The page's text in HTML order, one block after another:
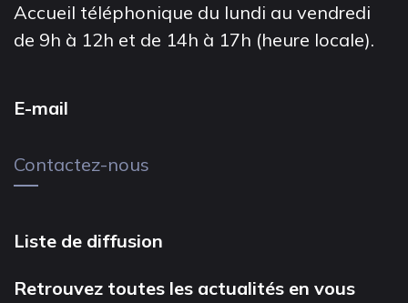
Accueil téléphonique du lundi au vendredi
de 9h à 12h et de 14h à 17h (heure locale).
E-mail
Contactez-nous
Liste de diffusion
Retrouvez toutes les actualités en vous